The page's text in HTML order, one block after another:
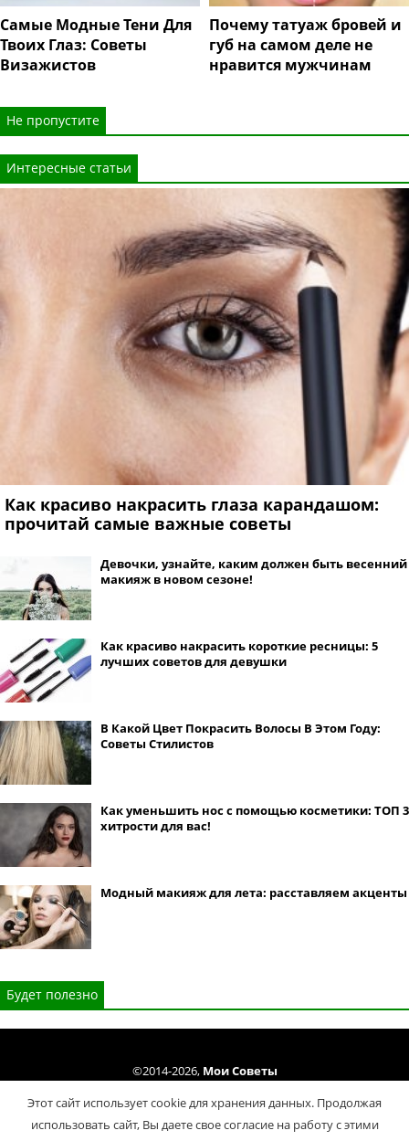
Самые Модные Тени Для
Твоих Глаз: Советы
Визажистов
Почему татуаж бровей и
губ на самом деле не
нравится мужчинам
Не пропустите
Интересные статьи
Как красиво накрасить глаза карандашом:
прочитай самые важные советы
Девочки, узнайте, каким должен быть весенний
макияж в новом сезоне!
Как красиво накрасить короткие ресницы: 5
лучших советов для девушки
В Какой Цвет Покрасить Волосы В Этом Году:
Советы Стилистов
Как уменьшить нос с помощью косметики: ТОП 3
хитрости для вас!
Модный макияж для лета: расставляем акценты
Будет полезно
©2014-2026, Мои Советы
Условий использования .
Политика конфиденциальности
Этот сайт использует cookie для хранения данных. Продолжая
использовать сайт, Вы даете свое согласие на работу с этими